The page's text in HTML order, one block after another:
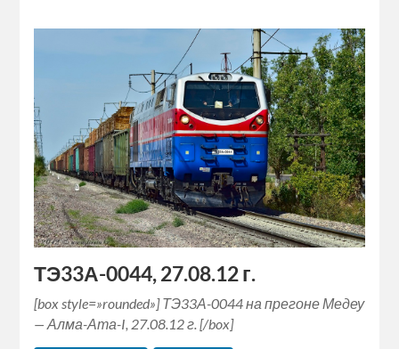
ТЭ33А-0044, 27.08.12 г.
[box style=»rounded»] ТЭ33А-0044 на прегоне Медеу
— Алма-Ата-I, 27.08.12 г. [/box]